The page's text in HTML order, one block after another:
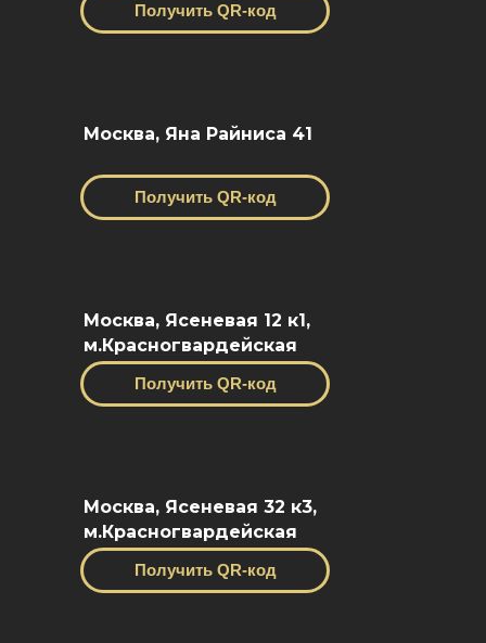
Получить QR-код
Москва, Яна Райниса 41
Получить QR-код
Москва, Ясеневая 12 к1,
м.Красногвардейская
Получить QR-код
Москва, Ясеневая 32 к3,
м.Красногвардейская
Получить QR-код